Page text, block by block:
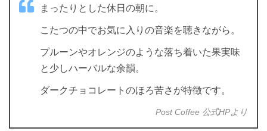
まったりとした休日の朝に。
こたつの中でお気に入りの音楽を聴きながら。
プルーンやオレンジのような落ち着いた果実味
と少しハーバルな余韻。
ダークチョコレートのほろ苦さが特徴です。
Post Coffee 公式HPより